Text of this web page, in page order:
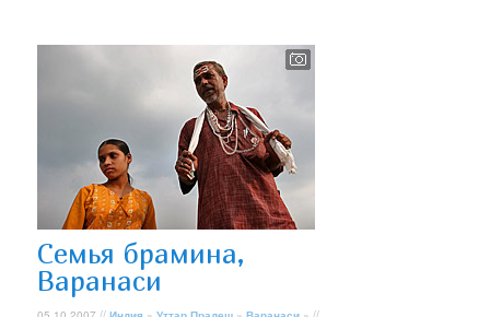
Семья брамина,
Варанаси